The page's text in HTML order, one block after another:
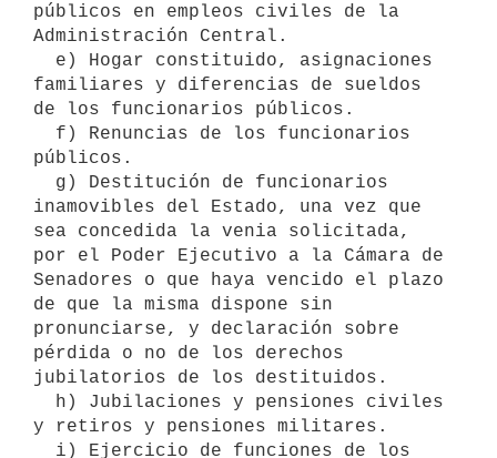
públicos en empleos civiles de la
Administración Central.
familiares y diferencias de sueldos
de los funcionarios públicos.
públicos.
inamovibles del Estado, una vez que
sea concedida la venia solicitada,
por el Poder Ejecutivo a la Cámara de
Senadores o que haya vencido el plazo
de que la misma dispone sin
pronunciarse, y declaración sobre
pérdida o no de los derechos
jubilatorios de los destituidos.
y retiros y pensiones militares.